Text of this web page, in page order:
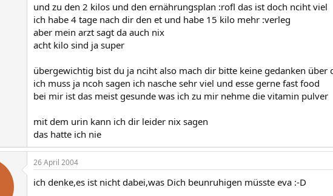
und zu den 2 kilos und den ernährungsplan :rofl das ist doch nciht viel
ich habe 4 tage nach dir den et und habe 15 kilo mehr :verleg
aber mein arzt sagt da auch nix
acht kilo sind ja super
übergewichtig bist du ja nciht also mach dir bitte keine gedanken über
ich muss ja ncoh sagen ich nasche sehr viel und esse gerne fast food
bei mir ist das meist gesunde was ich zu mir nehme die vitamin pulver
mit dem urin kann ich dir leider nix sagen
das hatte ich nie
26 April 2004
ich denke,es ist nicht dabei,was Dich beunruhigen müsste eva :-D